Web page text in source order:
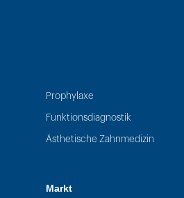
Prophylaxe
Funktionsdiagnostik
Ästhetische Zahnmedizin
Markt